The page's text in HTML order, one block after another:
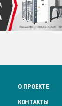
О ПРОЕКТЕ
КОНТАКТЫ